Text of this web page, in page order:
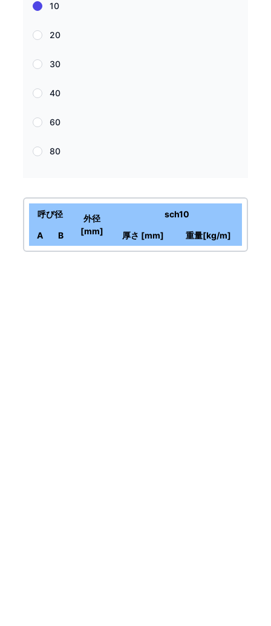
10
20
30
40
60
80
呼び径
外径
[mm]
sch10
A B 厚さ [mm] 重量[kg/m]